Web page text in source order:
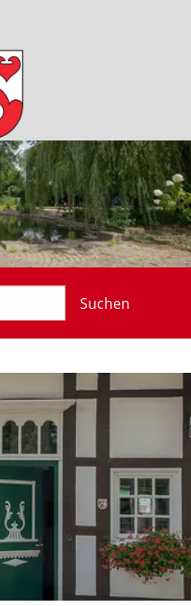
Suchen